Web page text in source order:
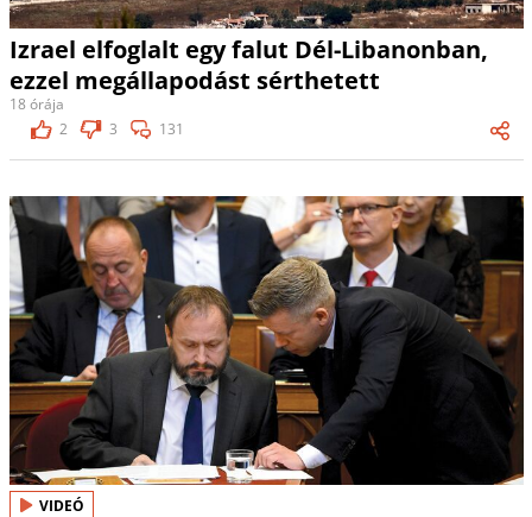
Izrael elfoglalt egy falut Dél-Libanonban,
ezzel megállapodást sérthetett
18 órája
2
3 131
VIDEÓ